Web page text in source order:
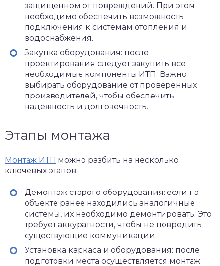
защищенном от повреждений. При этом
необходимо обеспечить возможность
подключения к системам отопления и
водоснабжения.
Закупка оборудования: после
проектирования следует закупить все
необходимые компоненты ИТП. Важно
выбирать оборудование от проверенных
производителей, чтобы обеспечить
надежность и долговечность.
Этапы монтажа
Монтаж ИТП можно разбить на несколько
ключевых этапов:
Демонтаж старого оборудования: если на
объекте ранее находились аналогичные
системы, их необходимо демонтировать. Это
требует аккуратности, чтобы не повредить
существующие коммуникации.
Установка каркаса и оборудования: после
подготовки места осуществляется монтаж